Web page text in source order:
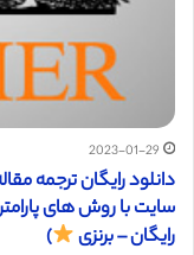
2023-01-29
دانلود رایگان ترجمه
رایگان – برنزی
)